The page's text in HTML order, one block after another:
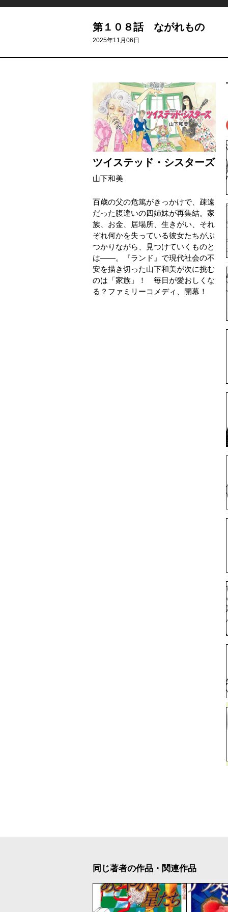
第１０８話 ながれもの
2025年11月06日
ツイステッド・シスターズ
山下和美
百歳の父の危篤がきっかけで、疎遠
だった腹違いの四姉妹が再集結。家
族、お金、居場所、生きがい、それ
ぞれ何かを失っている彼女たちがぶ
つかりながら、見つけていくものと
は——。『ランド』で現代社会の不
安を描き切った山下和美が次に挑む
のは「家族」！ 毎日が愛おしくな
る？ファミリーコメディ、開幕！
同じ著者の作品・関連作品